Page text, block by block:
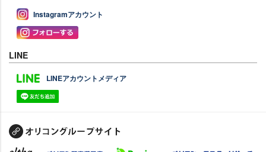
Instagramアカウント
LINE
LINEアカウントメディア